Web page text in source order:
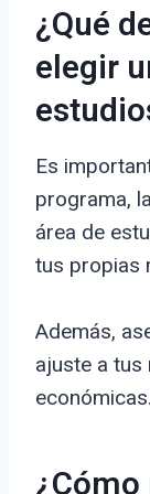
¿Qué
elegir
Es
programa,
área de
tus propias
Además,
ajuste a tus
económicas.